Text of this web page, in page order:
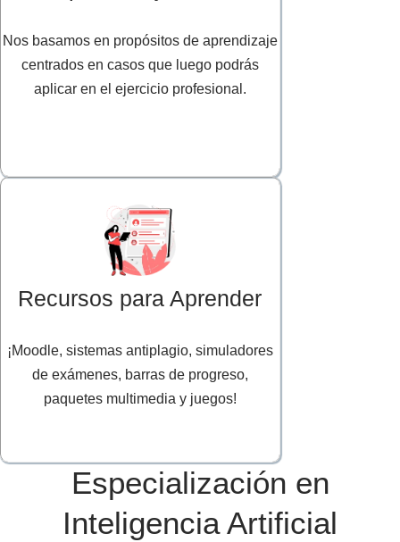
Nos basamos en propósitos de aprendizaje
centrados en casos que luego podrás
aplicar en el ejercicio profesional.
Recursos para Aprender
¡Moodle, sistemas antiplagio, simuladores
de exámenes, barras de progreso,
paquetes multimedia y juegos!
Especialización en
Inteligencia Artificial